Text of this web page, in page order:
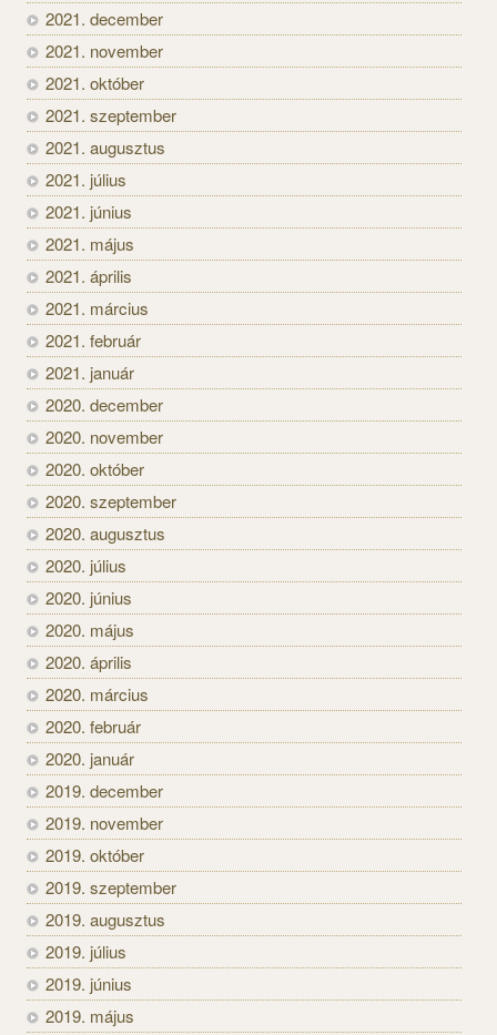
2021. december
2021. november
2021. október
2021. szeptember
2021. augusztus
2021. július
2021. június
2021. május
2021. április
2021. március
2021. február
2021. január
2020. december
2020. november
2020. október
2020. szeptember
2020. augusztus
2020. július
2020. június
2020. május
2020. április
2020. március
2020. február
2020. január
2019. december
2019. november
2019. október
2019. szeptember
2019. augusztus
2019. július
2019. június
2019. május